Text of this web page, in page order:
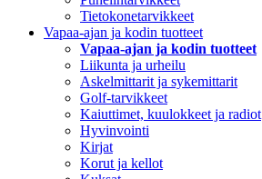
Tietokonetarvikkeet
Vapaa-ajan ja kodin tuotteet
Vapaa-ajan ja kodin tuotteet
Liikunta ja urheilu
Askelmittarit ja sykemittarit
Golf-tarvikkeet
Kaiuttimet, kuulokkeet ja radiot
Hyvinvointi
Kirjat
Korut ja kellot